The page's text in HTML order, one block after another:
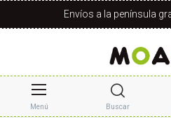
Envíos a la península
Menú Buscar